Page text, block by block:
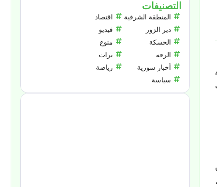
التصنيفات
المنطقة الشرقية
دير الزور
الحسكة
الرقة
أخبار سورية
سياسة
اقتصاد
فيديو
منوع
تراث
رياضة